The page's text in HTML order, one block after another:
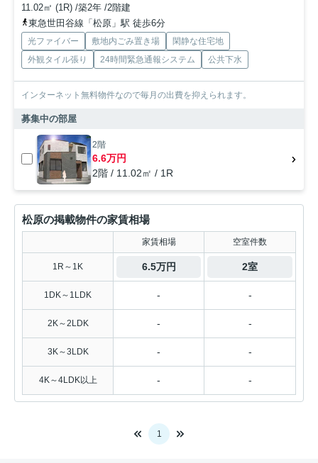
11.02㎡ (1R) /築2年 /2階建
東急世田谷線「松原」駅 徒歩6分
光ファイバー 敷地内ごみ置き場
閑静な住宅地
外観タイル張り
24時間緊急通報システム 公共下水
インターネット無料物件なので毎月の出費を抑えられます。
募集中の部屋
2階
6.6万円
2階 / 11.02㎡ / 1R
松原の掲載物件の家賃相場
家賃相場 空室件数
1R～1K 6.5万円 2室
1DK～1LDK - -
2K～2LDK - -
3K～3LDK - -
4K～4LDK以上 - -
1